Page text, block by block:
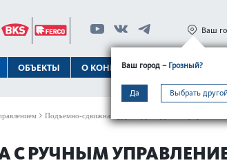
ОБЪЕКТЫ О КОНЦЕРНЕ ТЕХПОДДЕРЖКА
Ваш город – Грозный?
Да Выбрать
Ваш
Подъемно-сдвижная фурнитура с ручным
РУЧНЫМ